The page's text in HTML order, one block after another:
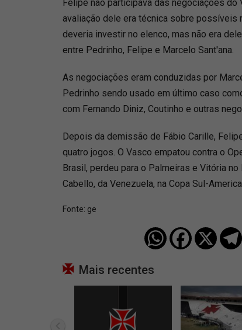
Felipe não participava das negociações
avaliação dele era técnica sobre possíveis
deveria investir no elenco, mas não era
entre Pedrinho, Felipe e Marcelo Sant'ana.
As negociações eram conduzidas por
Pedrinho sendo usado em último caso
com Fernando Diniz, Coutinho e outras
Depois da demissão de Fábio Carille,
quatro jogos. O Vasco empatou contra o
Brasil, perdeu para o Palmeiras e Vitória
Cabello, da Venezuela, na Copa Sul-
Fonte: ge
Mais recentes